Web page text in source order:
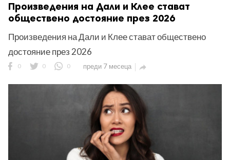
Произведения на Дали и Клее стават
обществено достояние през 2026
Произведения на Дали и Клее стават обществено
достояние през 2026
0 0 0 преди 7 месеца 